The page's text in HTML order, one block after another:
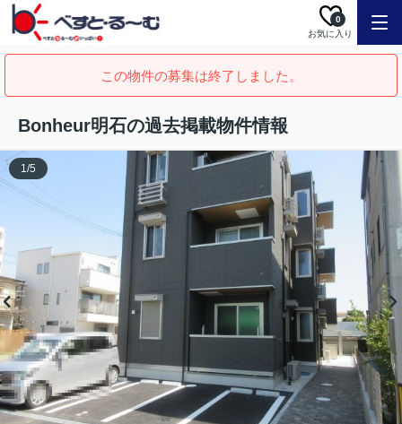
お気に入り
0
この物件の募集は終了しました。
Bonheur明石の過去掲載物件情報
1/5